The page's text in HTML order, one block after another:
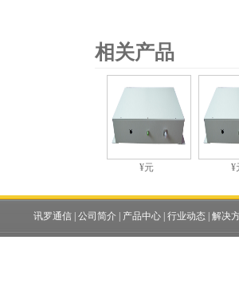
相关产品
¥元 ¥
讯罗通信| 公司简介| 产品中心| 行业动态| 解决